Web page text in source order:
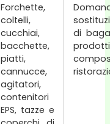
Forchette,
coltelli,
cucchiai,
bacchette,
piatti,
cannucce,
agitatori,
contenitori
EPS, tazze e
di
prodotti